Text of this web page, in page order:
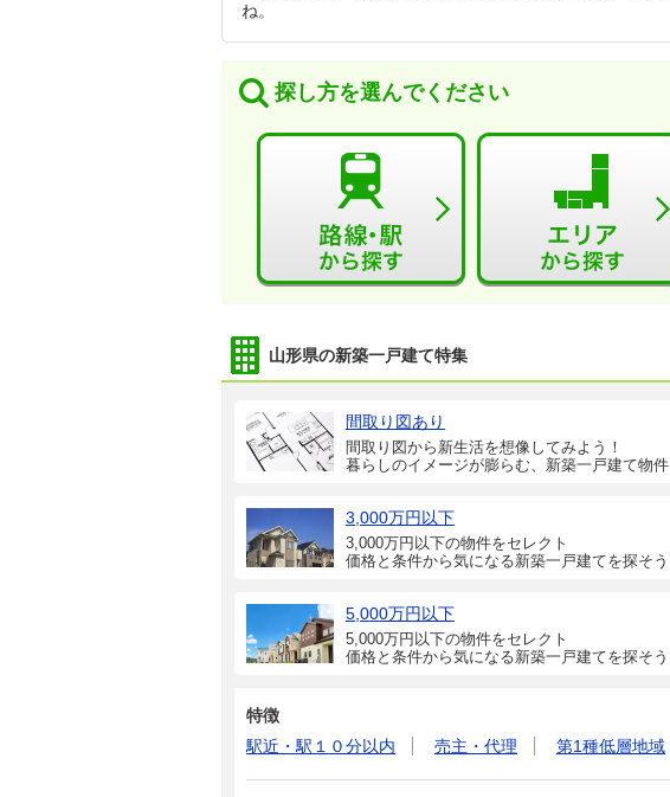
ね。
探し方を選んでください
山形県の新築一戸建て特集
間取り図あり
間取り図から新生活を想像してみよう！
暮らしのイメージが膨らむ、新築一戸建て物件
3,000万円以下
3,000万円以下の物件をセレクト
価格と条件から気になる新築一戸建てを探そう
5,000万円以下
5,000万円以下の物件をセレクト
価格と条件から気になる新築一戸建てを探そう
特徴
駅近・駅１０分以内
売主・代理 第1種低層地域